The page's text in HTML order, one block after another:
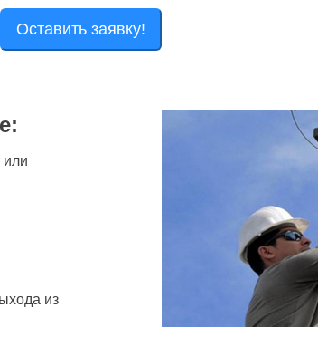
Оставить заявку!
или
из